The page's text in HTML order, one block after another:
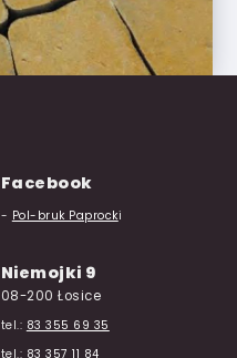
Facebook
- Pol-bruk Paprocki
Niemojki 9
08-200 Łosice
tel.: 83 355 69 35
tel.: 83 357 11 84